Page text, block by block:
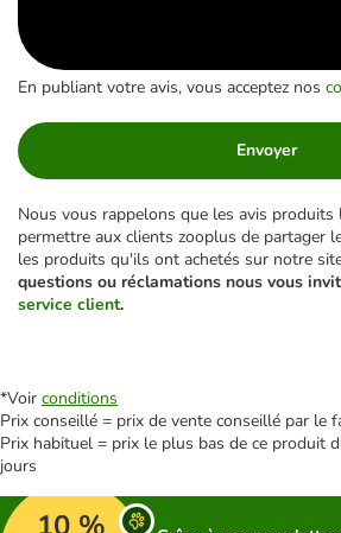
En publiant votre avis, vous acceptez nos
Envoyer
Nous vous rappelons que les avis
permettre aux clients zooplus de partager
les produits qu'ils ont achetés sur notre
questions ou réclamations nous vous
service client.
*Voir conditions
Prix conseillé = prix de vente conseillé par le
Prix habituel = prix le plus bas de ce produit
jours